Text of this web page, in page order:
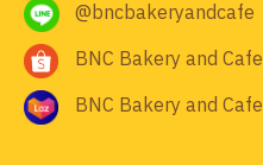
@bncbakeryandcafe
BNC Bakery and Cafe
BNC Bakery and Cafe